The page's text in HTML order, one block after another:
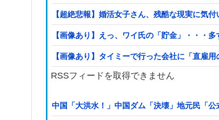
【超絶悲報】婚活女子さん、残酷な現実に気
【画像あり】えっ、ワイ氏の「貯金」・・・
【画像あり】タイミーで行った会社に「直雇
RSSフィードを取得できません
中国「大洪水！」中国ダム「決壊」地元民「